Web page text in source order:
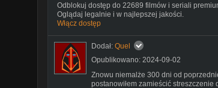
Odblokuj dostęp do 22689 filmów i seriali
Oglądaj legalnie i w najlepszej jakości.
Włącz dostęp
Dodał: Quel
Opublikowano: 2024-09-02
Znowu niemalże 300 dni od
postanowiłem zamieścić streszczenie